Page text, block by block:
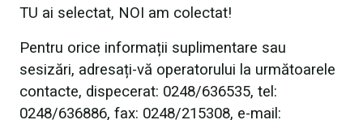
TU ai selectat, NOI am colectat!
Pentru orice informații suplimentare sau
sesizări, adresați-vă operatorului la următoarele
contacte, dispecerat: 0248/636535, tel:
0248/636886, fax: 0248/215308, e-mail: